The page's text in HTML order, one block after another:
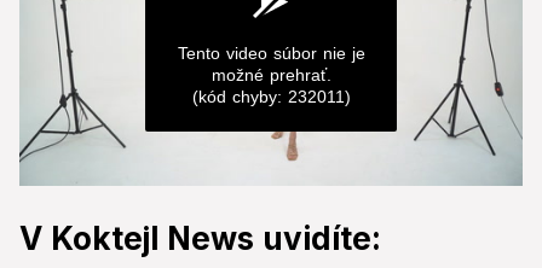
of
0
Tento video súbor nie je
možné prehrať.
(kód chyby: 232011)
V Koktejl News uvidíte: